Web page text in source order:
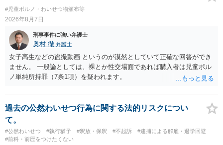
捕、呼び出しされる可能性はどれほどでしょうか？ 誤って当たってし
まっただけであり、さらにその場で女性等のアクションが無かったこ
とからすると、この後に呼び出される可能性は極めて低いと思いま
す。 ③逮捕呼び出しまでの期間 大体どれほどの期間逮捕呼び出しの可
能性があると考えれば良いのでしょうか？ 逮捕や呼び出しの可能性は
極めて低いと思います。 連絡が来ることはないでしょう。
#児童ポルノ・わいせつ物頒布等
2026年8月7日
刑事事件に強い弁護士
奥村 徹 弁護士
女子高生などの盗撮動画 というのが漠然としていて正確な回答ができ
ません。 一般論としては、裸とか性交場面であれば購入者は児童ポル
ノ単純所持罪（7条1項）を疑われます。
過去の公然わいせつ行為に関する法的リスクについ
て。
#公然わいせつ #執行猶予 #釈放・保釈 #不起訴
#逮捕による解雇・退学回避
#前科・前歴をつけたくない